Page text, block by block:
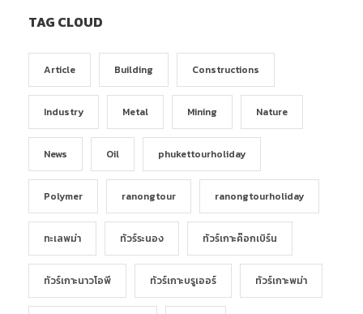
TAG CLOUD
Article Building Constructions
Industry Metal Mining Nature
News Oil phukettourholiday
Polymer ranongtour ranongtourholiday
ทะเลพม่า ทัวร์ระนอง ทัวร์เกาะค๊อกเบิร์น
ทัวร์เกาะนาวโอพี ทัวร์เกาะบรูเออร์ ทัวร์เกาะพม่า